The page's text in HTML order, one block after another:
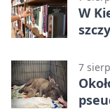
W
7